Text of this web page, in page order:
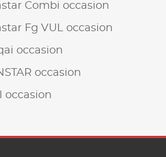
Combi occasion
Fg VUL occasion
occasion
occasion
occasion